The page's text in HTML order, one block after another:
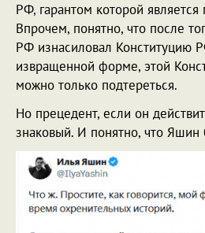
РФ, гарантом которой
Впрочем, понятно, что после
РФ изнасиловал Конституцию
извращенной форме, этой
можно только подтереться.
Но прецедент, если он
знаковый. И понятно, что Яшин